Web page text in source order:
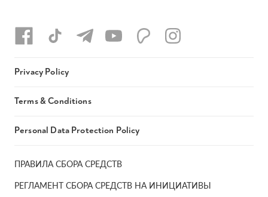
ПРАВИЛА СБОРА СРЕДСТВ
РЕГЛАМЕНТ СБОРА СРЕДСТВ НА ИНИЦИАТИВЫ
Privacy Policy
Terms & Conditions
Personal Data Protection Policy